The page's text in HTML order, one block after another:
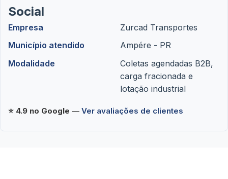
Social
Empresa
Zurcad Transportes
Município atendido
Ampére - PR
Modalidade
Coletas agendadas B2B,
carga fracionada e
lotação industrial
⭐ 4.9 no Google — Ver avaliações de clientes